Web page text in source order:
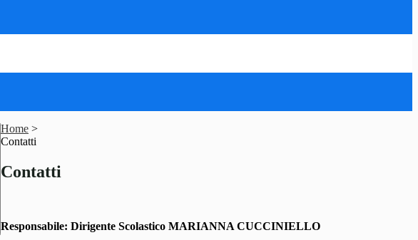
Home >
Contatti
Contatti
Responsabile: Dirigente Scolastico MARIANNA CUCCINIELLO